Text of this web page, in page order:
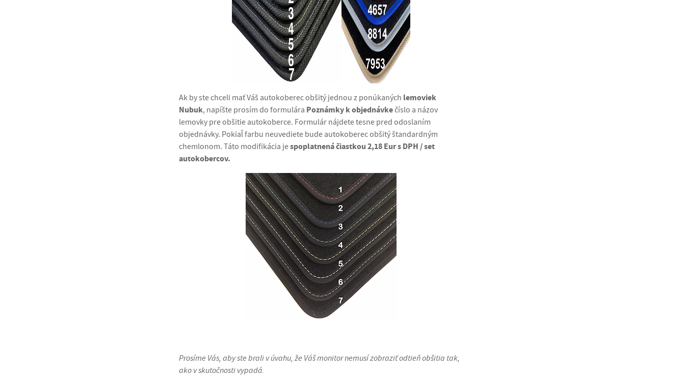
Ak by ste chceli mať Váš autokoberec obšitý jednou z ponúkaných lemoviek
Nubuk, napíšte prosím do formulára Poznámky k objednávkečíslo a názov
lemovky pre obšitie autokoberce. Formulár nájdete tesne pred odoslaním
objednávky. Pokiaľ farbu neuvediete bude autokoberec obšitý štandardným
chemlonom. Táto modifikácia jespoplatnená čiastkou 2,18 Eur s DPH / set
autokobercov.
Prosíme Vás, aby ste brali v úvahu, že Váš monitor nemusí zobraziť odtieň obšitia tak,
ako v skutočnosti vypadá.